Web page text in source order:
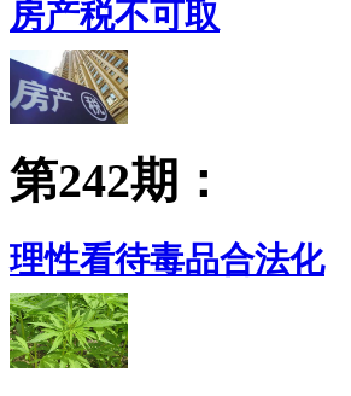
房产税不可取
第242期：
理性看待毒品合法化